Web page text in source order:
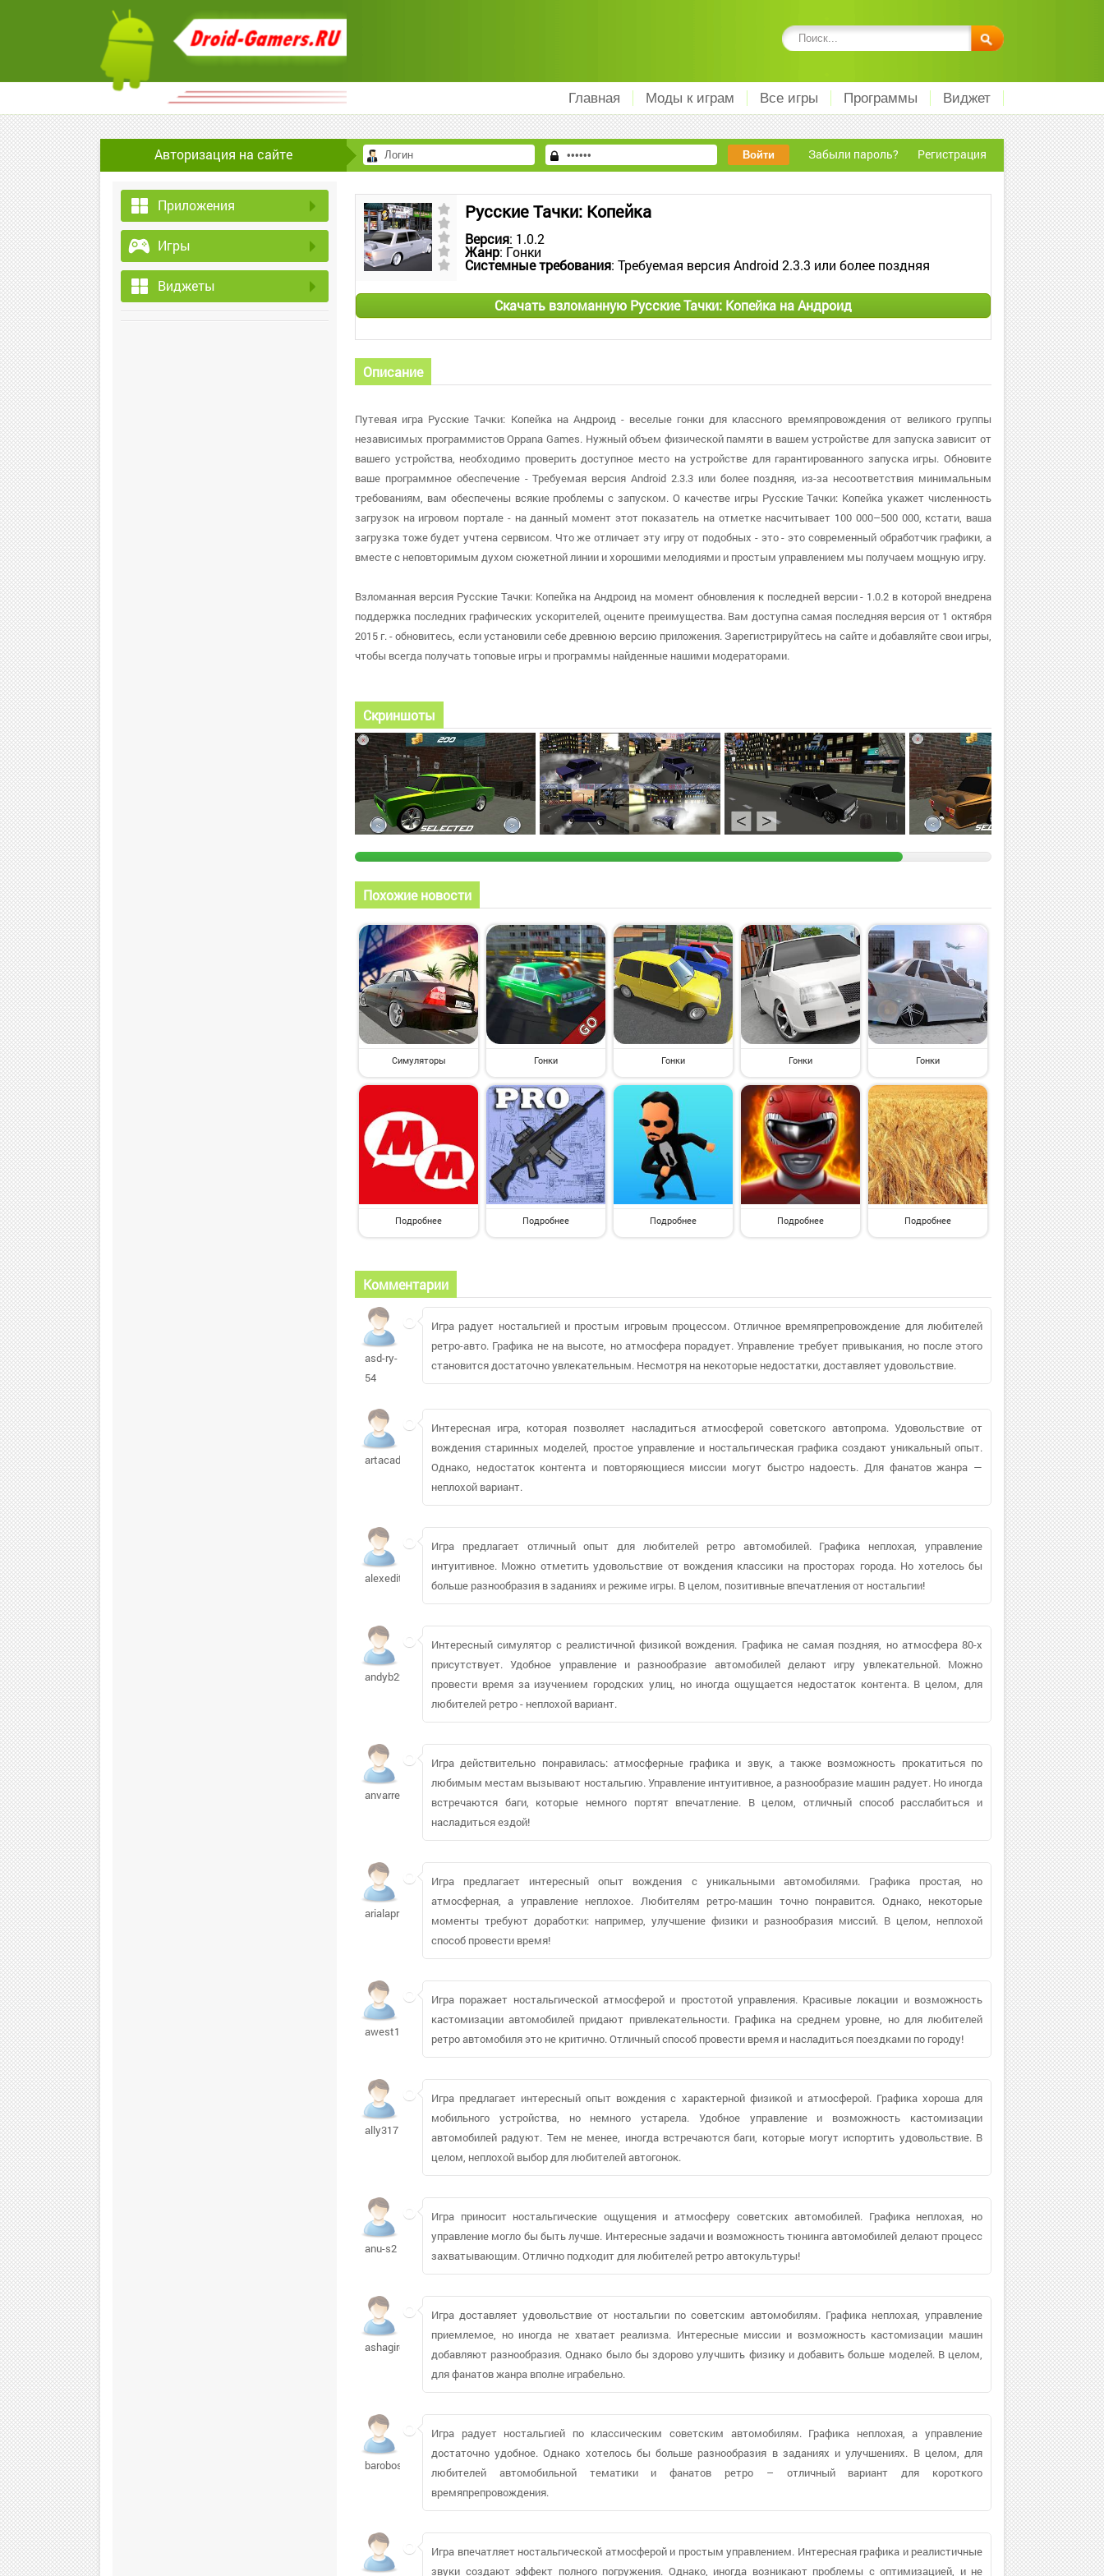
Главная Моды к играм Все игры Программы Виджет
Авторизация на сайте Забыли пароль? Регистрация
Приложения
Игры
Виджеты
Русские Тачки: Копейка
Версия: 1.0.2
Жанр: Гонки
Системные требования: Требуемая версия Android 2.3.3 или более поздняя
Скачать взломанную Русские Тачки: Копейка на Андроид
Описание
Путевая игра Русские Тачки: Копейка на Андроид - веселые гонки для классного времяпровождения от великого группы
независимых программистов Oppana Games. Нужный объем физической памяти в вашем устройстве для запуска зависит от
вашего устройства, необходимо проверить доступное место на устройстве для гарантированного запуска игры. Обновите
ваше программное обеспечение - Требуемая версия Android 2.3.3 или более поздняя, из-за несоответствия минимальным
требованиям, вам обеспечены всякие проблемы с запуском. О качестве игры Русские Тачки: Копейка укажет численность
загрузок на игровом портале - на данный момент этот показатель на отметке насчитывает 100 000–500 000, кстати, ваша
загрузка тоже будет учтена сервисом. Что же отличает эту игру от подобных - это - это современный обработчик графики, а
вместе с неповторимым духом сюжетной линии и хорошими мелодиями и простым управлением мы получаем мощную игру.
Взломанная версия Русские Тачки: Копейка на Андроид на момент обновления к последней версии - 1.0.2 в которой внедрена
поддержка последних графических ускорителей, оцените преимущества. Вам доступна самая последняя версия от 1 октября
2015 г. - обновитесь, если установили себе древнюю версию приложения. Зарегистрируйтесь на сайте и добавляйте свои игры,
чтобы всегда получать топовые игры и программы найденные нашими модераторами.
Скриншоты
Похожие новости
Симуляторы Гонки Гонки Гонки Гонки
Подробнее Подробнее Подробнее Подробнее Подробнее
Комментарии
asd-ry-
54
Игра радует ностальгией и простым игровым процессом. Отличное времяпрепровождение для любителей
ретро-авто. Графика не на высоте, но атмосфера порадует. Управление требует привыкания, но после этого
становится достаточно увлекательным. Несмотря на некоторые недостатки, доставляет удовольствие.
artacadem
Интересная игра, которая позволяет насладиться атмосферой советского автопрома. Удовольствие от
вождения старинных моделей, простое управление и ностальгическая графика создают уникальный опыт.
Однако, недостаток контента и повторяющиеся миссии могут быстро надоесть. Для фанатов жанра —
неплохой вариант.
alexedit154
Игра предлагает отличный опыт для любителей ретро автомобилей. Графика неплохая, управление
интуитивное. Можно отметить удовольствие от вождения классики на просторах города. Но хотелось бы
больше разнообразия в заданиях и режиме игры. В целом, позитивные впечатления от ностальгии!
andyb2206
Интересный симулятор с реалистичной физикой вождения. Графика не самая поздняя, но атмосфера 80-х
присутствует. Удобное управление и разнообразие автомобилей делают игру увлекательной. Можно
провести время за изучением городских улиц, но иногда ощущается недостаток контента. В целом, для
любителей ретро - неплохой вариант.
anvarrep312
Игра действительно понравилась: атмосферные графика и звук, а также возможность прокатиться по
любимым местам вызывают ностальгию. Управление интуитивное, а разнообразие машин радует. Но иногда
встречаются баги, которые немного портят впечатление. В целом, отличный способ расслабиться и
насладиться ездой!
arialapril78
Игра предлагает интересный опыт вождения с уникальными автомобилями. Графика простая, но
атмосферная, а управление неплохое. Любителям ретро-машин точно понравится. Однако, некоторые
моменты требуют доработки: например, улучшение физики и разнообразия миссий. В целом, неплохой
способ провести время!
awest1490
Игра поражает ностальгической атмосферой и простотой управления. Красивые локации и возможность
кастомизации автомобилей придают привлекательности. Графика на среднем уровне, но для любителей
ретро автомобиля это не критично. Отличный способ провести время и насладиться поездками по городу!
ally317
Игра предлагает интересный опыт вождения с характерной физикой и атмосферой. Графика хороша для
мобильного устройства, но немного устарела. Удобное управление и возможность кастомизации
автомобилей радуют. Тем не менее, иногда встречаются баги, которые могут испортить удовольствие. В
целом, неплохой выбор для любителей автогонок.
anu-s2
Игра приносит ностальгические ощущения и атмосферу советских автомобилей. Графика неплохая, но
управление могло бы быть лучше. Интересные задачи и возможность тюнинга автомобилей делают процесс
захватывающим. Отлично подходит для любителей ретро автокультуры!
ashagirov588
Игра доставляет удовольствие от ностальгии по советским автомобилям. Графика неплохая, управление
приемлемое, но иногда не хватает реализма. Интересные миссии и возможность кастомизации машин
добавляют разнообразия. Однако было бы здорово улучшить физику и добавить больше моделей. В целом,
для фанатов жанра вполне играбельно.
baroboso
Игра радует ностальгией по классическим советским автомобилям. Графика неплохая, а управление
достаточно удобное. Однако хотелось бы больше разнообразия в заданиях и улучшениях. В целом, для
любителей автомобильной тематики и фанатов ретро – отличный вариант для короткого
времяпрепровождения.
Игра впечатляет ностальгической атмосферой и простым управлением. Интересная графика и реалистичные
звуки создают эффект полного погружения. Однако, иногда возникают проблемы с оптимизацией, и не